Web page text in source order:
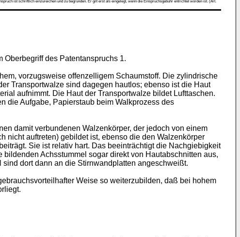
ist schriftlich einzureichen und zu begründen. Er gilt erst als eingelegt, wenn die Einspruchsgebühr entrichtet worden ist. (Art.
Oberbegriff des Patentanspruchs 1.
vorzugsweise offenzelligem Schaumstoff. Die zylindrische
Transportwalze sind dagegen hautlos; ebenso ist die Haut
aufnimmt. Die Haut der Transportwalze bildet Lufttaschen.
die Aufgabe, Papierstaub beim Walkprozess des
damit verbundenen Walzenkörper, der jedoch von einem
nicht auftreten) gebildet ist, ebenso die den Walzenkörper
Sie ist relativ hart. Das beeinträchtigt die Nachgiebigkeit
Achsstummel sogar direkt von Hautabschnitten aus,
dort dann an die Stirnwandplatten angeschweißt.
Weise so weiterzubilden, daß bei hohem